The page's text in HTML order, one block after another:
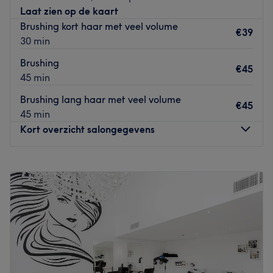
vanuit het centrum van Antwerpen als vanuit de
omliggende gemeenten.
Laat zien op de kaart
Brushing kort haar met veel volume
30 min
€39
Brushing
45 min
€45
Brushing lang haar met veel volume
45 min
€45
Kort overzicht salongegevens
Dinsdag
Woensdag
Gesloten
Donderdag
Vrijdag
Zaterdag
07:30
Zondag
Gesloten